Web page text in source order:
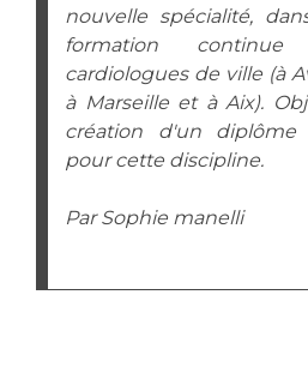
nouvelle spécialité,
formation
cardiologues de ville (à
à Marseille et à Aix).
création d'un diplôme
pour cette discipline.
Par Sophie manelli